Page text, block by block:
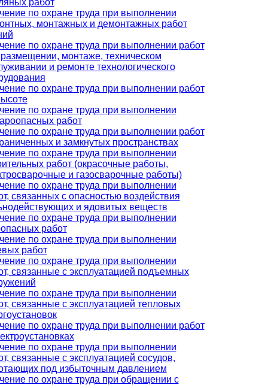
по охране труда при выполнении
монтажных и демонтажных работ
по охране труда при выполнении работ
монтаже, техническом
и ремонте технологического
по охране труда при выполнении работ
по охране труда при выполнении
работ
по охране труда при выполнении работ
и замкнутых пространствах
по охране труда при выполнении
работ (окрасочные работы,
и газосварочные работы)
по охране труда при выполнении
связанных с опасностью воздействия
и ядовитых веществ
по охране труда при выполнении
работ
по охране труда при выполнении
работ
по охране труда при выполнении
связанные с эксплуатацией подъемных
по охране труда при выполнении
связанные с эксплуатацией тепловых
по охране труда при выполнении работ
по охране труда при выполнении
связанные с эксплуатацией сосудов,
под избыточным давлением
по охране труда при обращении с